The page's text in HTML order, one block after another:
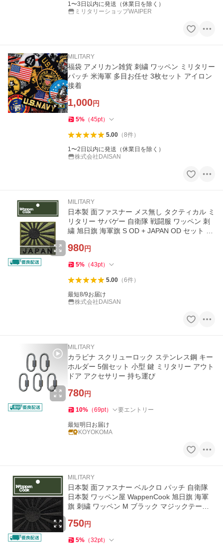
1〜3日以内に発送（休業日を除く）
ミリタリーショップWAIPER
MILITARY
福袋 アメリカン雑貨 刺繍 ワッペン ミリタリー
パッチ 米海軍 多目お任せ 3枚セット アイロン
接着
1,000円
5% （45pt）
5.00（8件）
1〜2日以内に発送（休業日を除く）
株式会社DAISAN
MILITARY
日本製 面ファスナー メス無し タクティカル ミ
リタリー サバゲー 自衛隊 戦闘服 ワッペン 刺
繍 旭日旗 海軍旗 S OD + JAPAN OD セット ベ
980円
5% （43pt）
5.00（6件）
最短8/9お届け
株式会社DAISAN
MILITARY
カラビナ スクリューロック ステンレス鋼 キー
ホルダー 5個セット 小型 鍵 ミリタリー アウト
ドア アクセサリー 持ち運び
780円
10% （69pt） 要エントリー
最短明日お届け
KOYOKOMA
MILITARY
日本製 面ファスナー ベルクロ パッチ 自衛隊
日本製 ワッペン屋 WappenCook 旭日旗 海軍
旗 刺繍 ワッペン M ブラック マジックテープ
750円
5% （32pt）